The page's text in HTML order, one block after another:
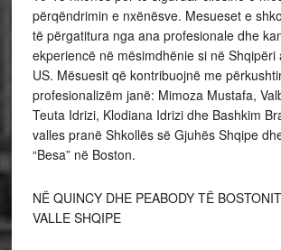
përqëndrimin e nxënësve. Mesueset e
të përgatitura nga ana profesionale dhe
ekperiencë në mësimdhënie si në Shqipëri
US. Mësuesit që kontribuojnë me
profesionalizëm janë: Mimoza Mustafa,
Teuta Idrizi, Klodiana Idrizi dhe Bashkim
valles pranë Shkollës së Gjuhës Shqipe
“Besa” në Boston.
NË QUINCY DHE PEABODY TË
VALLE SHQIPE